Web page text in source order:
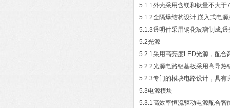
5.1.1外壳采用含镁和钛量不大于
5.1.2全隔爆结构设计,嵌入式电
5.1.3透明件采用钢化玻璃制成,
5.2光源
5.2.1采用高亮度LED光源，配合
5.2.2光源电路铝基板采用高导热
5.2.3专门的模块电路设计，具有
5.3电源模块
5.3.1高效率恒流驱动电源配合智